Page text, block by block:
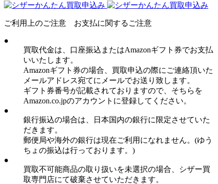
ご利用上のご注意 お支払に関するご注意
●
買取代金は、口座振込またはAmazonギフト券でお支払
いいたします。
Amazonギフト券の場合、買取申込の際にご連絡頂いた
メールアドレス宛てにメールでお送り致します。
ギフト券番号が記載されておりますので、そちらを
Amazon.co.jpのアカウントに登録してください。
●
銀行振込の場合は、日本国内の銀行に限定させていた
だきます。
郵便局や海外の銀行は現在ご利用になれません。(ゆう
ちょの振込は行っております。)
●
買取不可能商品の取り扱いを未選択の場合、シザー買
取専門店にて破棄させていただきます。